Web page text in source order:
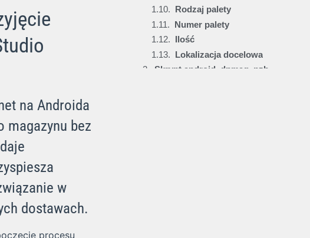
na Androida
magazynu bez
w
dostawach.
procesu
Rodzaj palety
Numer palety
Ilość
Lokalizacja docelowa